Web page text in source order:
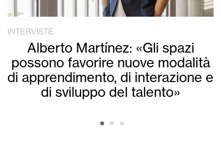
INTERVISTE
Alberto Martínez: «Gli spazi
possono favorire nuove modalità
di apprendimento, di interazione e
di sviluppo del talento»